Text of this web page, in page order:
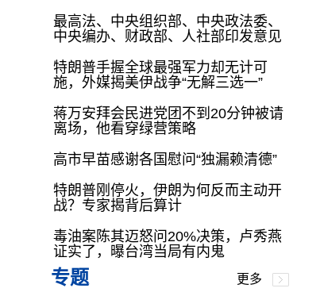
最高法、中央组织部、中央政法委、
中央编办、财政部、人社部印发意见
特朗普手握全球最强军力却无计可
施，外媒揭美伊战争“无解三选一”
蒋万安拜会民进党团不到20分钟被请
离场，他看穿绿营策略
高市早苗感谢各国慰问“独漏赖清德”
特朗普刚停火，伊朗为何反而主动开
战？专家揭背后算计
毒油案陈其迈怒问20%决策，卢秀燕
证实了，曝台湾当局有内鬼
专题 更多